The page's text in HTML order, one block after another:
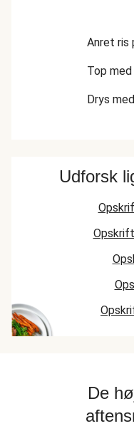
Anret ris
Top
Drys
Udforsk
De